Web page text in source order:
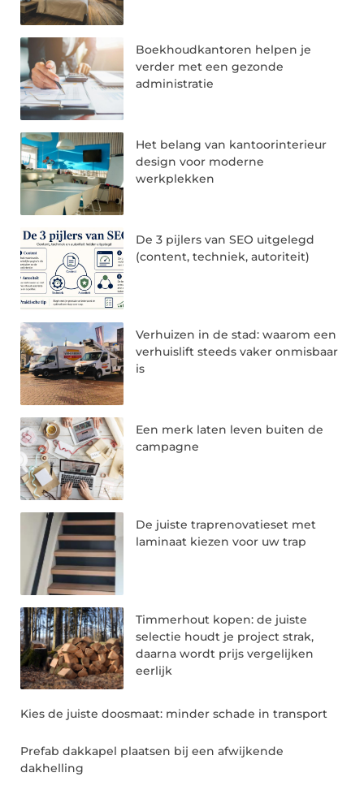
Boekhoudkantoren helpen je
verder met een gezonde
administratie
Het belang van kantoorinterieur
design voor moderne
werkplekken
De 3 pijlers van SEO uitgelegd
(content, techniek, autoriteit)
Verhuizen in de stad: waarom een
verhuislift steeds vaker onmisbaar
is
Een merk laten leven buiten de
campagne
De juiste traprenovatieset met
laminaat kiezen voor uw trap
Timmerhout kopen: de juiste
selectie houdt je project strak,
daarna wordt prijs vergelijken
eerlijk
Kies de juiste doosmaat: minder schade in transport
Prefab dakkapel plaatsen bij een afwijkende
dakhelling